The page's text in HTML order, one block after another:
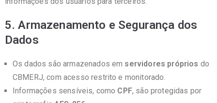
5. Armazenamento e Segurança dos
Dados
Os dados são armazenados em servidores próprios do
CBMERJ, com acesso restrito e monitorado.
Informações sensíveis, como CPF, são protegidas por